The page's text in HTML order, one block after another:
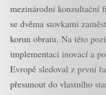
mezinárodní konzultační
se dvěma stovkami
korun obratu. Na této
implementaci inovací a
Evropě sledoval z první
přesunout do vlastního